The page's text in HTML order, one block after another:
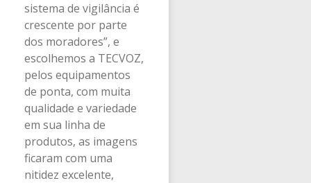
sistema de vigilância é
crescente por parte
dos moradores”, e
escolhemos a TECVOZ,
pelos equipamentos
de ponta, com muita
qualidade e variedade
em sua linha de
produtos, as imagens
ficaram com uma
nitidez excelente,